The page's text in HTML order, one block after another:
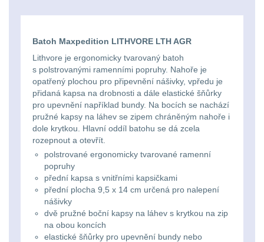
1000
2000
Nad
2000
Svítilny
AA/AAA/14500
Ledvinky
Duffle
bagy
Univerzalní
tašky
Přepravne
tašky
vzdálenosti
Multi-
range
Krátka
střední
vzdálenost
Monokuláry
Príslušenstvo
šátky
Chrániče
sluchu
Nášivky
Ostatní
Svítilny pro 26650
baterie1
Svítilny pro CR123A
nebo Li-ion 16340
baterie5
Čelové svetlá - čelovky3
Taktické svietidlá10
Lucerny a kempingové
1
Batoh Maxpedition LITHVORE LTH AGR
Lithvore je ergonomicky tvarovaný batoh
s polstrovanými ramenními popruhy. Nahoře je
opatřený plochou pro připevnění nášivky, vpředu je
přidaná kapsa na drobnosti a dále elastické šňůrky
pro upevnění například bundy. Na bocích se nachází
pružné kapsy na láhev se zipem chráněným nahoře i
dole krytkou. Hlavní oddíl batohu se dá zcela
rozepnout a otevřít.
polstrované ergonomicky tvarované ramenní
popruhy
přední kapsa s vnitřními kapsičkami
přední plocha 9,5 x 14 cm určená pro nalepení
nášivky
dvě pružné boční kapsy na láhev s krytkou na zip
na obou koncích
elastické šňůrky pro upevnění bundy nebo